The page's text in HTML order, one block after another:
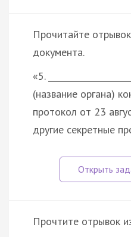
Прочитайте
документа.
«5.
(название органа)
протокол от 23
другие секретные
Прочтите отрывок